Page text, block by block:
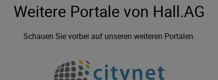
Weitere Portale von Hall.AG
Schauen Sie vorbei auf unseren weiteren Portalen.